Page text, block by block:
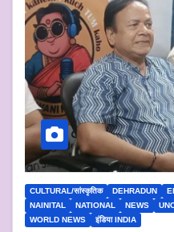
CULTURAL/सांस्कृतिक DEHRADUN
NAINITAL
NATIONAL NEWS
WORLD NEWS
इंडिया INDIA